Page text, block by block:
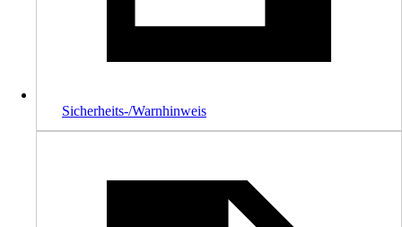
Sicherheits-/Warnhinweis